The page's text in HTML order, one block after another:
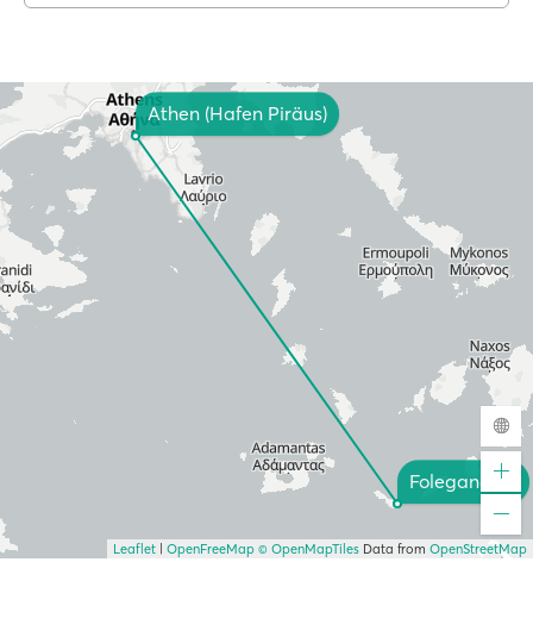
Athen (Hafen Piräus)
Folegandros
Leaflet | OpenFreeMap © OpenMapTiles Data from OpenStreetMap